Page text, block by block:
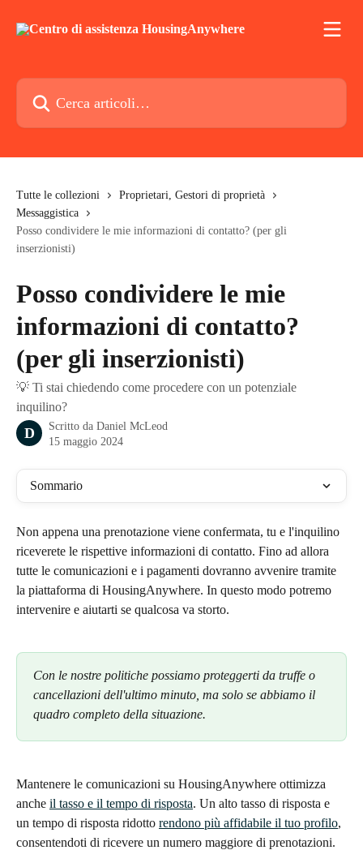
Cerca articoli…
Tutte le collezioni
Proprietari, Gestori di proprietà
Messaggistica
Posso condividere le mie informazioni di contatto? (per gli
inserzionisti)
Posso condividere le mie
informazioni di contatto?
(per gli inserzionisti)
💡 Ti stai chiedendo come procedere con un potenziale
inquilino?
D Scritto da Daniel McLeod
15 maggio 2024
Sommario
Non appena una prenotazione viene confermata, tu e l'inquilino
riceverete le rispettive informazioni di contatto. Fino ad allora
tutte le comunicazioni e i pagamenti dovranno avvenire tramite
la piattaforma di HousingAnywhere. In questo modo potremo
intervenire e aiutarti se qualcosa va storto.
Con le nostre politiche possiamo proteggerti da truffe o
cancellazioni dell'ultimo minuto, ma solo se abbiamo il
quadro completo della situazione.
Mantenere le comunicazioni su HousingAnywhere ottimizza
anche il tasso e il tempo di risposta. Un alto tasso di risposta e
un tempo di risposta ridotto rendono più affidabile il tuo profilo,
consentendoti di ricevere un numero maggiore di prenotazioni.